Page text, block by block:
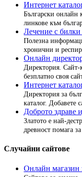
Интернет
Български онлайн
линкове към
Лечение с
Полезна
хронични и
Онлайн
Директория. Сайт-
безплатно своя
Интернет
Директория за
каталог. Добавете
Доброто здраве
Златото е най-
древност помага за
Случайни сайтове
Онлайн магазин